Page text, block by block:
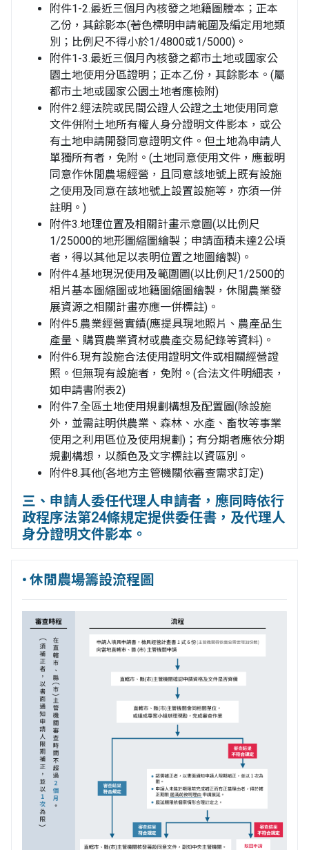
附件1-2.最近三個月內核發之地籍圖謄本；正本
乙份，其餘影本(著色標明申請範圍及編定用地類
別；比例尺不得小於1/4800或1/5000)。
附件1-3.最近三個月內核發之都市土地或國家公
園土地使用分區證明；正本乙份，其餘影本。(屬
都市土地或國家公園土地者應檢附)
附件2.經法院或民間公證人公證之土地使用同意
文件併附土地所有權人身分證明文件影本，或公
有土地申請開發同意證明文件。但土地為申請人
單獨所有者，免附。(土地同意使用文件，應載明
同意作休閒農場經營，且同意該地號上既有設施
之使用及同意在該地號上設置設施等，亦須一併
註明。)
附件3.地理位置及相關計畫示意圖(以比例尺
1/25000的地形圖縮圖繪製；申請面積未達2公頃
者，得以其他足以表明位置之地圖繪製)。
附件4.基地現況使用及範圍圖(以比例尺1/2500的
相片基本圖縮圖或地籍圖縮圖繪製，休閒農業發
展資源之相關計畫亦應一併標註)。
附件5.農業經營實績(應提具現地照片、農產品生
產量、購買農業資材或農產交易紀錄等資料)。
附件6.現有設施合法使用證明文件或相關經營證
照。但無現有設施者，免附。(合法文件明細表，
如申請書附表2)
附件7.全區土地使用規劃構想及配置圖(除設施
外，並需註明供農業、森林、水產、畜牧等事業
使用之利用區位及使用規劃)；有分期者應依分期
規劃構想，以顏色及文字標註以資區別。
附件8.其他(各地方主管機關依審查需求訂定)
三、申請人委任代理人申請者，應同時依行
政程序法第24條規定提供委任書，及代理人
身分證明文件影本。
• 休閒農場籌設流程圖